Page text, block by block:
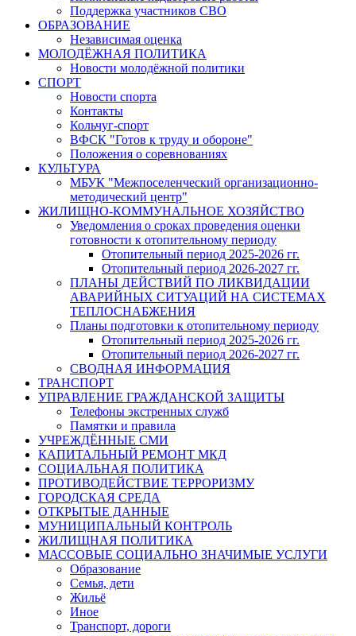
Поддержка участников СВО
ОБРАЗОВАНИЕ
Независимая оценка
МОЛОДЁЖНАЯ ПОЛИТИКА
Новости молодёжной политики
СПОРТ
Новости спорта
Контакты
Кольчуг-спорт
ВФСК "Готов к труду и обороне"
Положения о соревнованиях
КУЛЬТУРА
МБУК "Межпоселенческий организационно-
методический центр"
ЖИЛИЩНО-КОММУНАЛЬНОЕ ХОЗЯЙСТВО
Уведомления о сроках проведения оценки
готовности к отопительному периоду
Отопительный период 2025-2026 гг.
Отопительный период 2026-2027 гг.
ПЛАНЫ ДЕЙСТВИЙ ПО ЛИКВИДАЦИИ
АВАРИЙНЫХ СИТУАЦИЙ НА СИСТЕМАХ
ТЕПЛОСНАБЖЕНИЯ
Планы подготовки к отопительному периоду
Отопительный период 2025-2026 гг.
Отопительный период 2026-2027 гг.
СВОДНАЯ ИНФОРМАЦИЯ
ТРАНСПОРТ
УПРАВЛЕНИЕ ГРАЖДАНСКОЙ ЗАЩИТЫ
Телефоны экстренных служб
Памятки и правила
УЧРЕЖДЁННЫЕ СМИ
КАПИТАЛЬНЫЙ РЕМОНТ МКД
СОЦИАЛЬНАЯ ПОЛИТИКА
ПРОТИВОДЕЙСТВИЕ ТЕРРОРИЗМУ
ГОРОДСКАЯ СРЕДА
ОТКРЫТЫЕ ДАННЫЕ
МУНИЦИПАЛЬНЫЙ КОНТРОЛЬ
ЖИЛИЩНАЯ ПОЛИТИКА
МАССОВЫЕ СОЦИАЛЬНО ЗНАЧИМЫЕ УСЛУГИ
Образование
Семья, дети
Жильё
Иное
Транспорт, дороги